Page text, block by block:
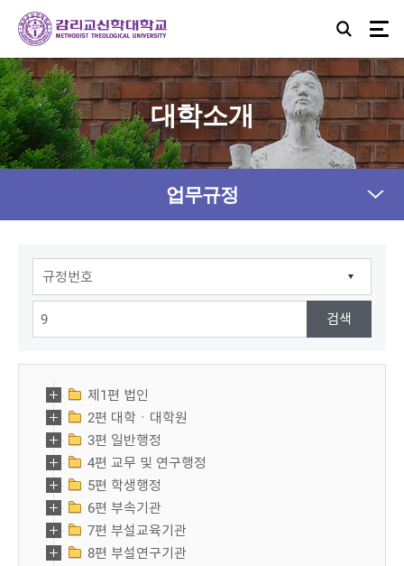
대학소개
업무규정
제1편 법인
2편 대학ㆍ대학원
3편 일반행정
4편 교무 및 연구행정
5편 학생행정
6편 부속기관
7편 부설교육기관
8편 부설연구기관